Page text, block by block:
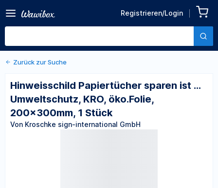
Registrieren/Login
KRO, öko.Folie,
200x300mm, 1 Stück
Von Kroschke sign-international
Zurück zur Suche
Hinweisschild Papiertücher sparen ist ...
Umweltschutz, KRO, öko.Folie,
200x300mm, 1 Stück
Von Kroschke sign-international GmbH